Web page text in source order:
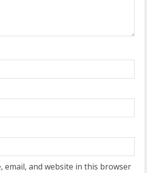
email, and website in this browser